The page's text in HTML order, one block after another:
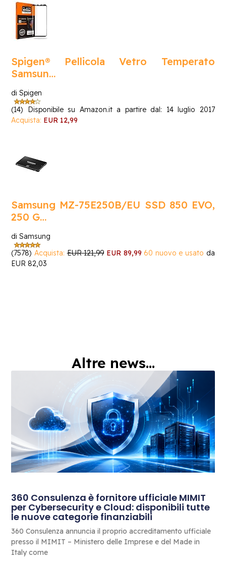
Spigen® Pellicola Vetro Temperato
Samsun…
di Spigen
(14)
Disponibile su Amazon.it a partire dal: 14 luglio 2017
Acquista: EUR 12,99
Samsung MZ-75E250B/EU SSD 850 EVO,
250 G…
di Samsung
(7578)Acquista:EUR 121,99 EUR 89,99 60 nuovo e usato da
EUR 82,03
Altre news...
360 Consulenza è fornitore ufficiale MIMIT
per Cybersecurity e Cloud: disponibili tutte
le nuove categorie finanziabili
360 Consulenza annuncia il proprio accreditamento ufficiale
presso il MIMIT – Ministero delle Imprese e del Made in
Italy come